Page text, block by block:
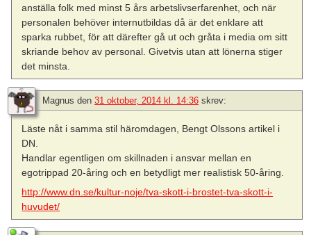
anställa folk med minst 5 års arbetslivserfarenhet, och när
personalen behöver internutbildas då är det enklare att
sparka rubbet, för att därefter gå ut och gråta i media om sitt
skriande behov av personal. Givetvis utan att lönerna stiger
det minsta.
Magnus den 31 oktober, 2014 kl. 14:36 skrev:
Läste nåt i samma stil häromdagen, Bengt Olssons artikel i
DN.
Handlar egentligen om skillnaden i ansvar mellan en
egotrippad 20-åring och en betydligt mer realistisk 50-åring.
http://www.dn.se/kultur-noje/tva-skott-i-brostet-tva-skott-i-
huvudet/